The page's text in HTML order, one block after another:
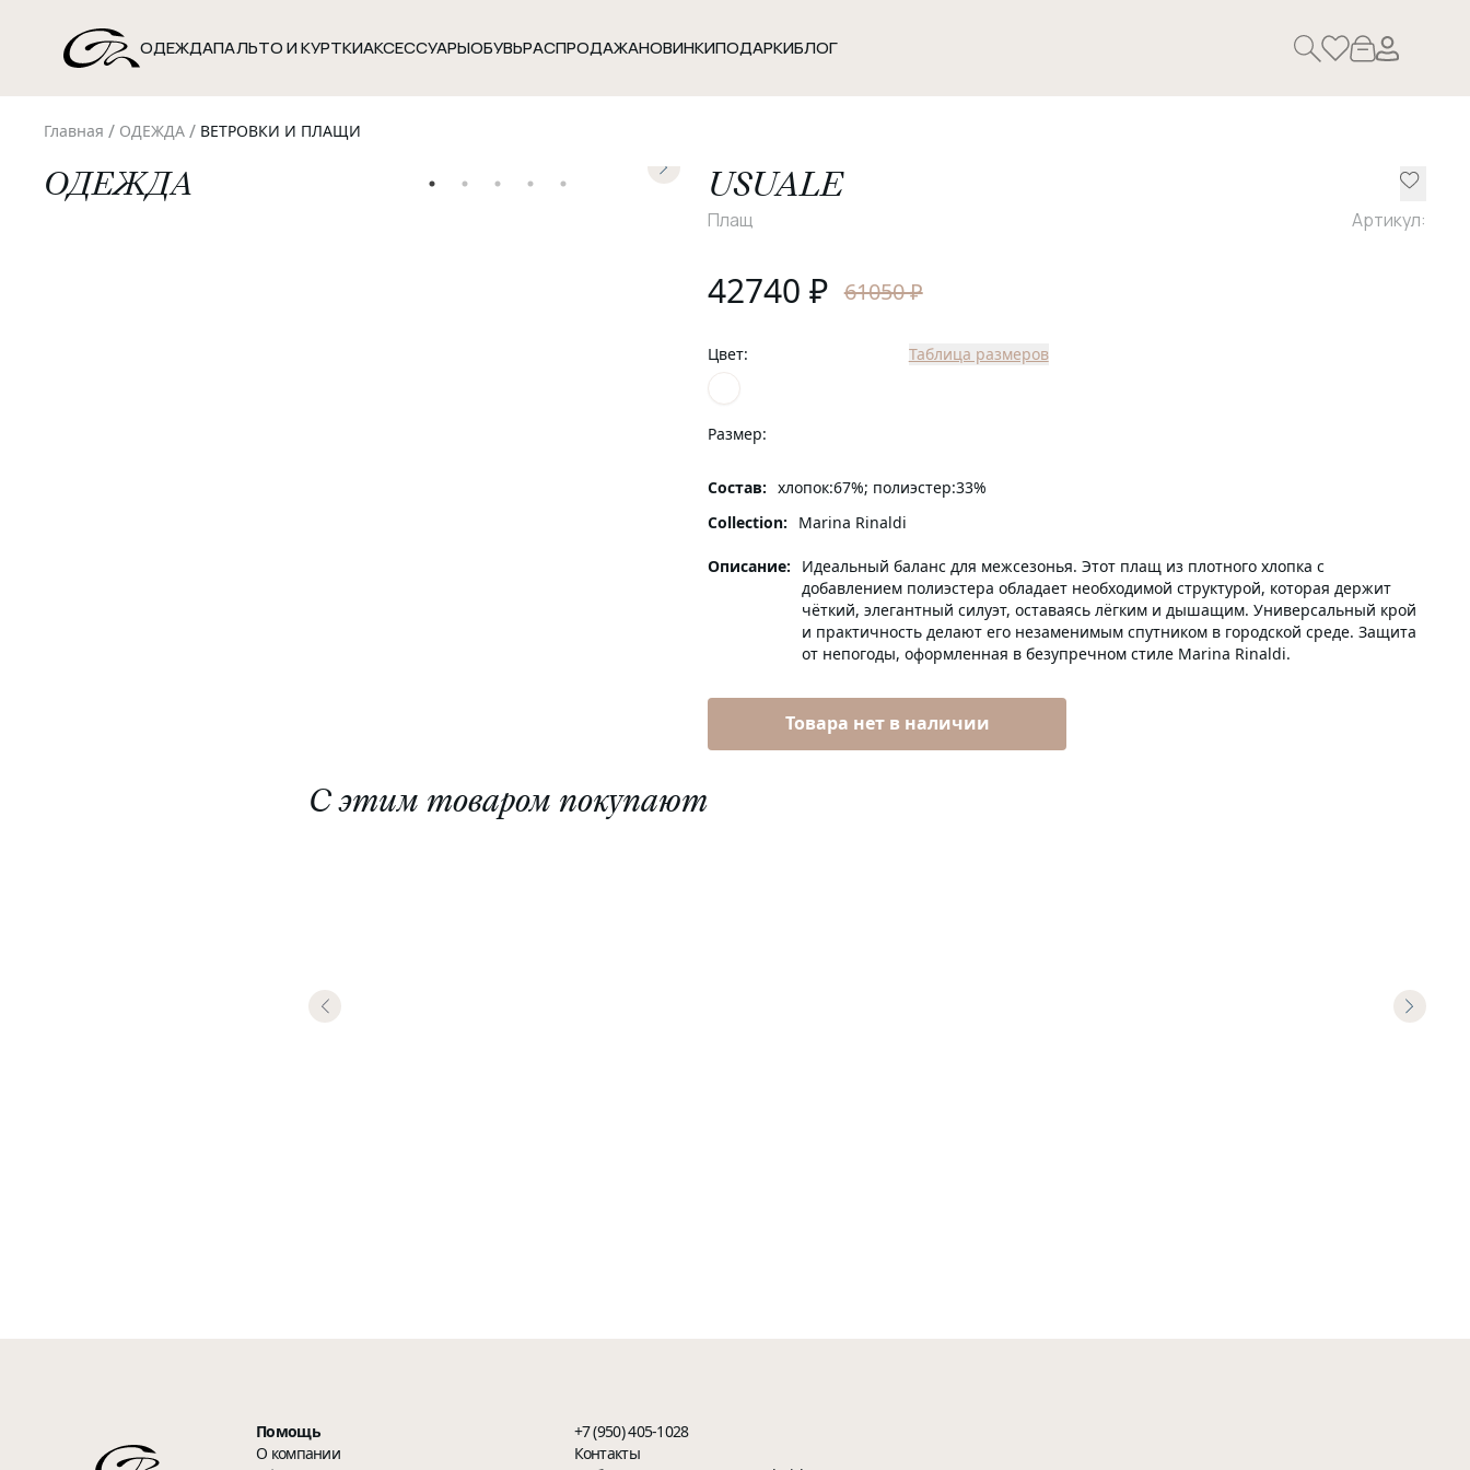
ОДЕЖДАПАЛЬТО И КУРТКИАКСЕССУАРЫОБУВЬРАСПРОДАЖАНОВИНКИПОДАРКИБЛОГ
Главная / ОДЕЖДА / ВЕТРОВКИ И ПЛАЩИ
ОДЕЖДА USUALE
Плащ Артикул:
42740 ₽ 61050 ₽
Цвет: Таблица размеров
Размер:
Состав: хлопок:67%; полиэстер:33%
Collection:
Marina Rinaldi
Описание:
Идеальный баланс для межсезонья. Этот плащ из плотного хлопка с
добавлением полиэстера обладает необходимой структурой, которая держит
чёткий, элегантный силуэт, оставаясь лёгким и дышащим. Универсальный крой
и практичность делают его незаменимым спутником в городской среде. Защита
от непогоды, оформленная в безупречном стиле Marina Rinaldi.
Товара нет в наличии
С этим товаром покупают
Помощь
О компании
+7 (950) 405-1028
Контакты